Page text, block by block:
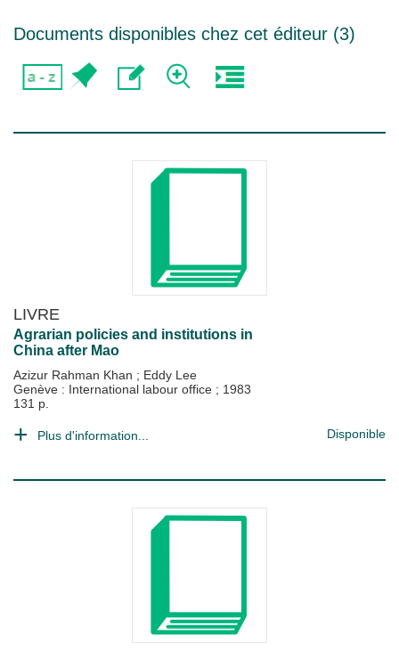
Documents disponibles chez cet éditeur (3)
LIVRE
Agrarian policies and institutions in
China after Mao
Azizur Rahman Khan ; Eddy Lee
Genève : International labour office ; 1983
131 p.
Plus d'information... Disponible